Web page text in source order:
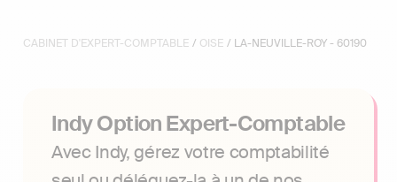
CABINET D'EXPERT-COMPTABLE / OISE / LA-NEUVILLE-ROY - 60190
Indy Option Expert-Comptable
Avec Indy, gérez votre comptabilité